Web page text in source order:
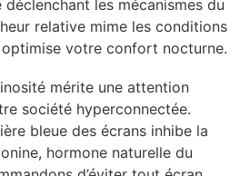
les mécanismes du
relative mime les conditions
votre confort nocturne.
mérite une attention
société hyperconnectée.
bleue des écrans inhibe la
hormone naturelle du